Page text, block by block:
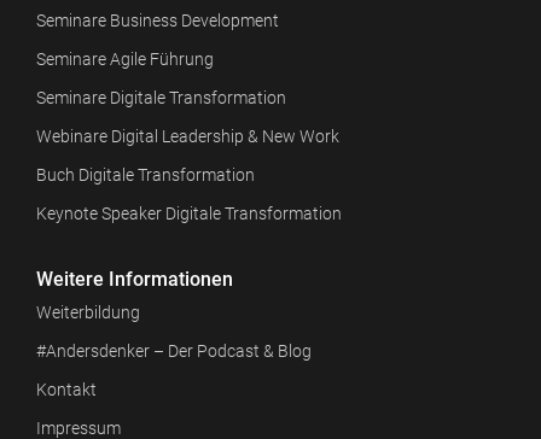
Seminare Business Development
Seminare Agile Führung
Seminare Digitale Transformation
Webinare Digital Leadership & New Work
Buch Digitale Transformation
Keynote Speaker Digitale Transformation
Weitere Informationen
Weiterbildung
#Andersdenker – Der Podcast & Blog
Kontakt
Impressum